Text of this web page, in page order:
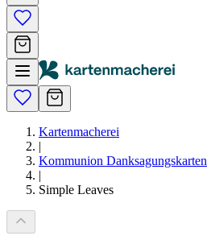
Kartenmacherei
|
Kommunion Danksagungskarten
|
Simple Leaves